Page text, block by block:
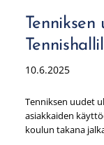
10.6.2025
Tenniksen uudet
asiakkaiden
koulun takana